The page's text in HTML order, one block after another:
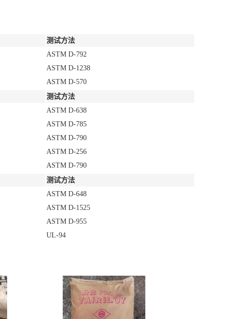
测试方法
ASTM D-792
ASTM D-1238
ASTM D-570
测试方法
ASTM D-638
ASTM D-785
ASTM D-790
ASTM D-256
ASTM D-790
测试方法
ASTM D-648
ASTM D-1525
ASTM D-955
UL-94